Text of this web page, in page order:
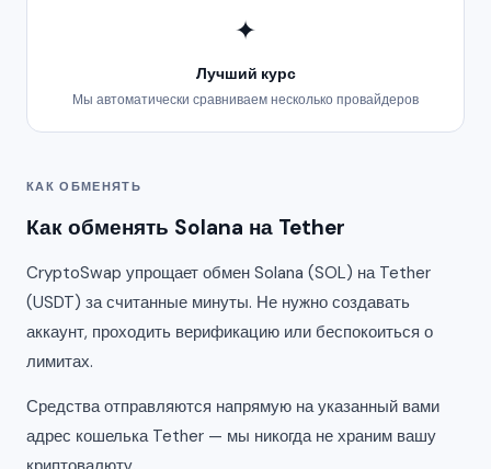
✦
Лучший курс
Мы автоматически сравниваем несколько провайдеров
КАК ОБМЕНЯТЬ
Как обменять Solana на Tether
CryptoSwap упрощает обмен Solana (SOL) на Tether
(USDT) за считанные минуты. Не нужно создавать
аккаунт, проходить верификацию или беспокоиться о
лимитах.
Средства отправляются напрямую на указанный вами
адрес кошелька Tether — мы никогда не храним вашу